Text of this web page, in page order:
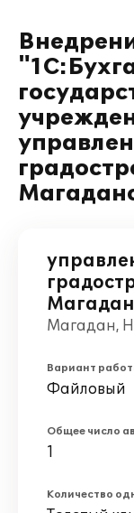
Магадан,
Вариант
Файловый
Общее число
1
Количество